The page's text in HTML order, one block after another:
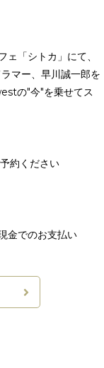
「シトカ」にて、
マー、早川誠一郎を
の"今"を乗せてス
約ください
金でのお支払い